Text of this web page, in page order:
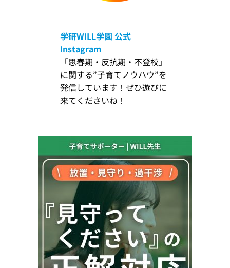
学研WILL学園 公式
Instagram
「思春期・反抗期・不登校」
に関する”子育てノウハウ”を
発信しています！ぜひ遊びに
来てくださいね！